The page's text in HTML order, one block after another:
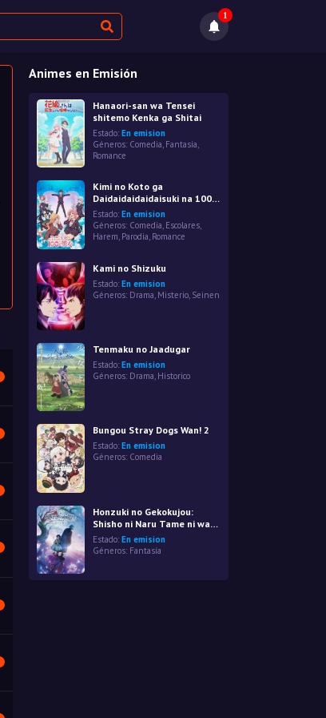
1
Animes en Emisión
Hanaori-san wa Tensei
shitemo Kenka ga Shitai
Estado: En emision
Géneros: Comedia, Fantasía
Romance
Kimi no Koto ga
Daidaidaidaidaisuki na 100-
nin no Kanojo
Estado: En emision
Géneros: Comedia, Escolares
Harem, Parodia, Romance
Kami no Shizuku
Estado: En emision
Géneros: Drama Misterio Seinen
Tenmaku no Jaadugar
Estado: En emision
Géneros: Drama, Historico
Bungou Stray Dogs Wan! 2
Estado: En emision
Géneros: Comedia
Honzuki no Gekokujou:
Shisho ni Naru Tame ni wa
Shudan wo
Erandeiraremasen 4th
Estado: En emision
Géneros: Fantasía